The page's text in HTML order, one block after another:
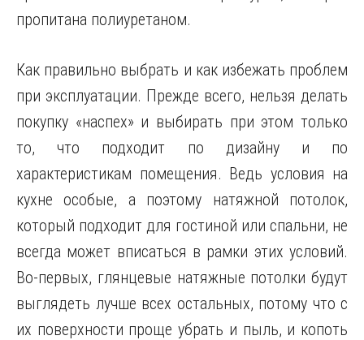
пропитана полиуретаном.
Как правильно выбрать и как избежать проблем
при эксплуатации. Прежде всего, нельзя делать
покупку «наспех» и выбирать при этом только
то, что подходит по дизайну и по
характеристикам помещения. Ведь условия на
кухне особые, а поэтому натяжной потолок,
который подходит для гостиной или спальни, не
всегда может вписаться в рамки этих условий.
Во-первых, глянцевые натяжные потолки будут
выглядеть лучше всех остальных, потому что с
их поверхности проще убрать и пыль, и копоть